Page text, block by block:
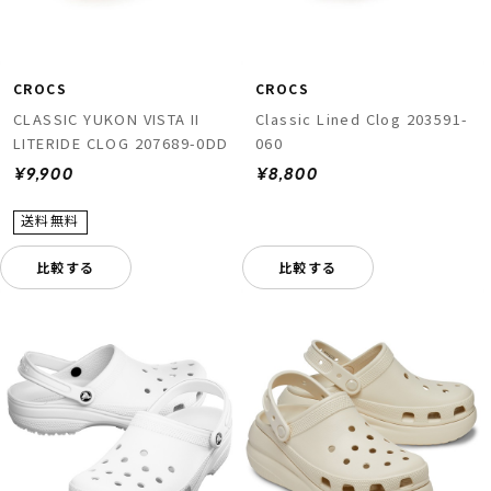
CROCS
CLASSIC YUKON VISTA II
LITERIDE CLOG 207689-0DD
¥9,900
比較する
CROCS
Classic Lined Clog 203591-
060
¥8,800
比較する